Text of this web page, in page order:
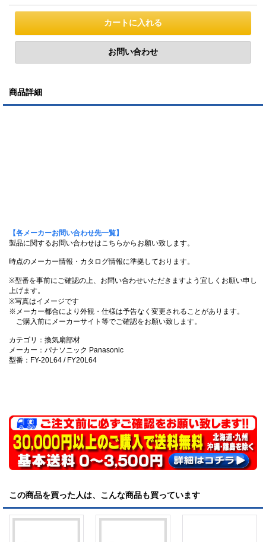
商品詳細
【各メーカーお問い合わせ先一覧】
製品に関するお問い合わせはこちらからお願い致します。
時点のメーカー情報・カタログ情報に準拠しております。
※型番を事前にご確認の上、お問い合わせいただきますよう宜しくお願い申し
上げます。
※写真はイメージです
※メーカー都合により外観・仕様は予告なく変更されることがあります。
ご購入前にメーカーサイト等でご確認をお願い致します。
カテゴリ：換気扇部材
メーカー：パナソニック Panasonic
型番：FY-20L64 / FY20L64
この商品を買った人は、こんな商品も買っています